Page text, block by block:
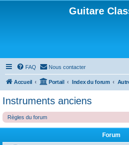
Guitare
FAQ Nous contacter
Accueil Portail Index du forum
Instruments anciens
Règles du forum
Forum